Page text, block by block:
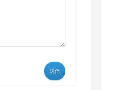
送信